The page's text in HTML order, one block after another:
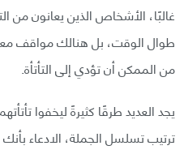
غالبًا، الأشخاص الذين يعانون من
طوال الوقت، بل هنالك مواقف
من الممكن أن تؤدي إلى التأتأة.
يجد العديد طرقًا كثيرةً ليخفوا
ترتيب تسلسل الجملة، الادعاء